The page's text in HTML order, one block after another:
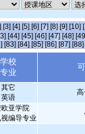
[3] [4] [5] [6] [7] [8] [9] [10]
[44] [45] [46] [47] [48]
[83] [84] [85] [86] [87] [88]
学校
专业
其它
英语
亚学院
编导专业